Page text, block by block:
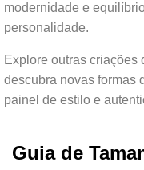
modernidade e
personalidade.
Explore outras criações
descubra novas formas
painel de estilo e
Guia de